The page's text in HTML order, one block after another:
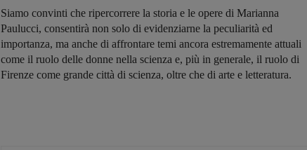
Siamo convinti che ripercorrere la storia e le opere di Marianna
Paulucci, consentirà non solo di evidenziarne la peculiarità ed
importanza, ma anche di affrontare temi ancora estremamente attuali
come il ruolo delle donne nella scienza e, più in generale, il ruolo di
Firenze come grande città di scienza, oltre che di arte e letteratura.